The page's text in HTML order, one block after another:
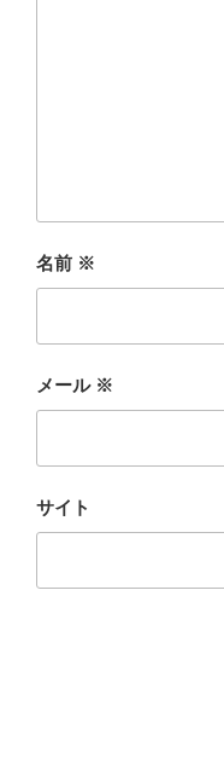
名前 ※
メール ※
サイト